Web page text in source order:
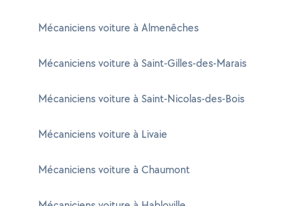
Mécaniciens voiture à Almenêches
Mécaniciens voiture à Saint-Gilles-des-Marais
Mécaniciens voiture à Saint-Nicolas-des-Bois
Mécaniciens voiture à Livaie
Mécaniciens voiture à Chaumont